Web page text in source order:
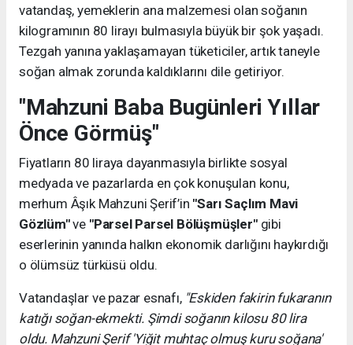
vatandaş, yemeklerin ana malzemesi olan soğanın
kilogramının 80 lirayı bulmasıyla büyük bir şok yaşadı.
Tezgah yanına yaklaşamayan tüketiciler, artık taneyle
soğan almak zorunda kaldıklarını dile getiriyor.
"Mahzuni Baba Bugünleri Yıllar
Önce Görmüş"
Fiyatların 80 liraya dayanmasıyla birlikte sosyal
medyada ve pazarlarda en çok konuşulan konu,
merhum Âşık Mahzuni Şerif’in "Sarı Saçlım Mavi
Gözlüm"ve "Parsel Parsel Bölüşmüşler"gibi
eserlerinin yanında halkın ekonomik darlığını haykırdığı
o ölümsüz türküsü oldu.
Vatandaşlar ve pazar esnafı, "Eskiden fakirin fukaranın
katığı soğan-ekmekti. Şimdi soğanın kilosu 80 lira
oldu. Mahzuni Şerif 'Yiğit muhtaç olmuş kuru soğana'